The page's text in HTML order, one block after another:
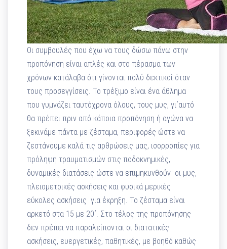
Οι συμβουλές που έχω να τους δώσω πάνω στην
προπόνηση είναι απλές και στο πέρασμα των
χρόνων κατάλαβα ότι γίνονται πολύ δεκτικοί όταν
τους προσεγγίσεις. Το τρέξιμο είναι ένα άθλημα
που γυμνάζει ταυτόχρονα όλους, τους μυς, γι΄αυτό
θα πρέπει πριν από κάποια προπόνηση ή αγώνα να
ξεκινάμε πάντα με ζέσταμα, περιφορές ώστε να
ζεστάνουμε καλά τις αρθρώσεις μας, ισορροπίες για
πρόληψη τραυματισμών στις ποδοκνημικές,
δυναμικές διατάσεις ώστε να επιμηκυνθούν οι μυς,
πλειομετρικές ασκήσεις και φυσικά μερικές
εύκολες ασκήσεις για έκρηξη. Το ζέσταμα είναι
αρκετό στα 15 με 20΄. Στο τέλος της προπόνησης
δεν πρέπει να παραλείπονται οι διατατικές
ασκήσεις, ευεργετικές, παθητικές, με βοηθό καθώς